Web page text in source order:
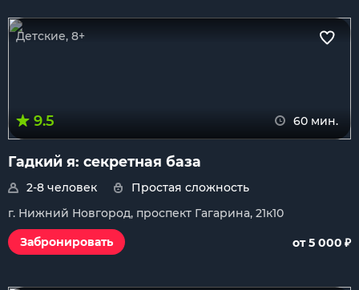
Детские, 8+
9.5 60 мин.
Гадкий я: секретная база
2-8 человек
Простая сложность
г. Нижний Новгород, проспект Гагарина, 21к10
Забронировать
от 5 000 ₽